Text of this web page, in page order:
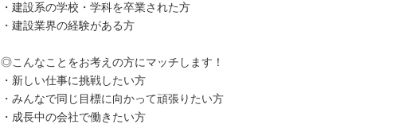
・建設系の学校・学科を卒業された方
・建設業界の経験がある方
◎こんなことをお考えの方にマッチします！
・新しい仕事に挑戦したい方
・みんなで同じ目標に向かって頑張りたい方
・成長中の会社で働きたい方